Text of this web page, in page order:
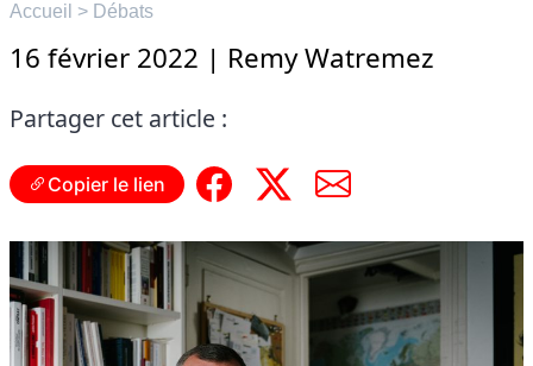
Accueil > Débats
16 février 2022 | Remy Watremez
Partager cet article :
Copier le lien